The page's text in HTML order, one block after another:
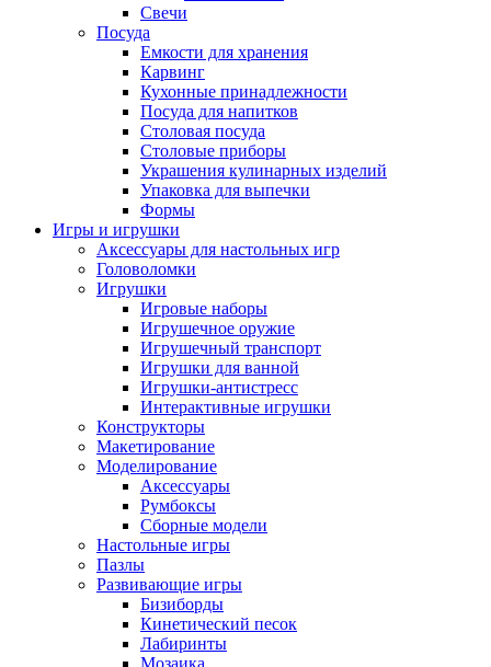
Свечи
Посуда
Емкости для хранения
Карвинг
Кухонные принадлежности
Посуда для напитков
Столовая посуда
Столовые приборы
Украшения кулинарных изделий
Упаковка для выпечки
Формы
Игры и игрушки
Аксессуары для настольных игр
Головоломки
Игрушки
Игровые наборы
Игрушечное оружие
Игрушечный транспорт
Игрушки для ванной
Игрушки-антистресс
Интерактивные игрушки
Конструкторы
Макетирование
Моделирование
Аксессуары
Румбоксы
Сборные модели
Настольные игры
Пазлы
Развивающие игры
Бизиборды
Кинетический песок
Лабиринты
Мозаика